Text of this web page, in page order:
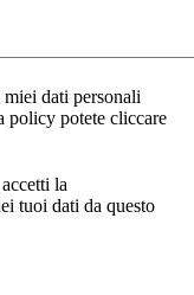
dati personali
policy potete cliccare
la
tuoi dati da questo